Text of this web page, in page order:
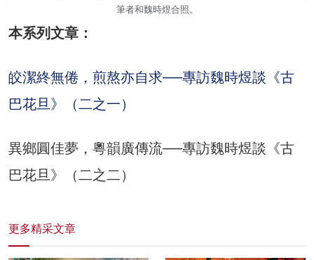
筆者和魏時煜合照。
本系列文章：
皎潔終無倦，煎熬亦自求──專訪魏時煜談《古
巴花旦》（二之一）
異鄉圓佳夢，粵韻廣傳流──專訪魏時煜談《古
巴花旦》（二之二）
更多精采文章